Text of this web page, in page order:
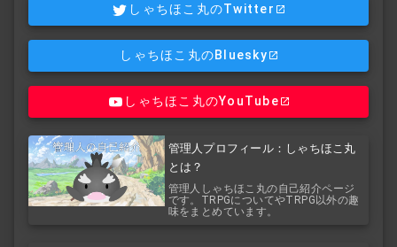
しゃちほこ丸のTwitter
しゃちほこ丸のBluesky
しゃちほこ丸のYouTube
管理人プロフィール：しゃちほこ丸
とは？
管理人しゃちほこ丸の自己紹介ページ
です。TRPGについてやTRPG以外の趣
味をまとめています。